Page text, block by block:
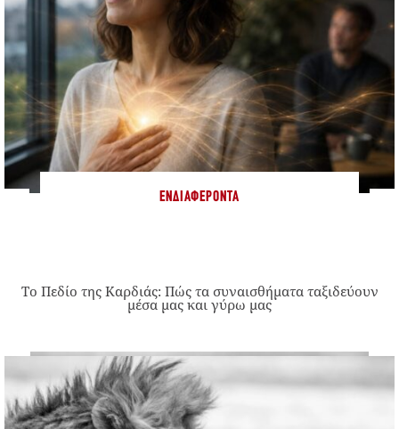
ΕΝΔΙΑΦΈΡΟΝΤΑ
Το Πεδίο της Καρδιάς: Πώς τα συναισθήματα ταξιδεύουν
μέσα μας και γύρω μας